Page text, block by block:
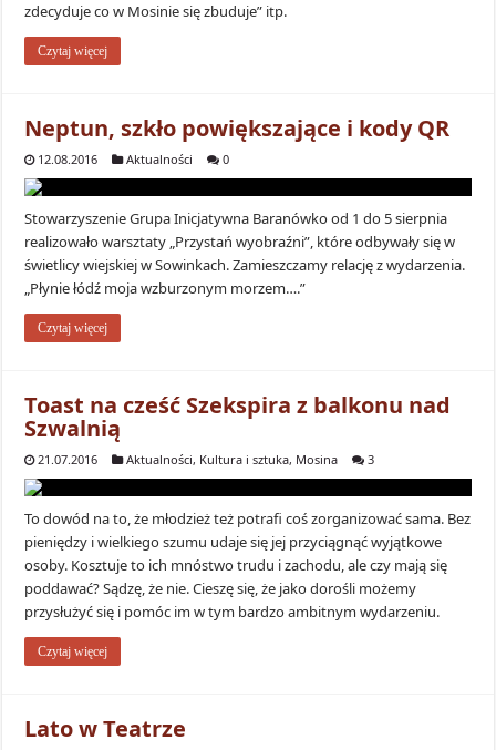
zdecyduje co w Mosinie się zbuduje” itp.
Czytaj więcej
Neptun, szkło powiększające i kody QR
12.08.2016 Aktualności 0
Stowarzyszenie Grupa Inicjatywna Baranówko od 1 do 5 sierpnia
realizowało warsztaty „Przystań wyobraźni”, które odbywały się w
świetlicy wiejskiej w Sowinkach. Zamieszczamy relację z wydarzenia.
„Płynie łódź moja wzburzonym morzem….”
Czytaj więcej
Toast na cześć Szekspira z balkonu nad
Szwalnią
21.07.2016 Aktualności, Kultura i sztuka, Mosina 3
To dowód na to, że młodzież też potrafi coś zorganizować sama. Bez
pieniędzy i wielkiego szumu udaje się jej przyciągnąć wyjątkowe
osoby. Kosztuje to ich mnóstwo trudu i zachodu, ale czy mają się
poddawać? Sądzę, że nie. Cieszę się, że jako dorośli możemy
przysłużyć się i pomóc im w tym bardzo ambitnym wydarzeniu.
Czytaj więcej
Lato w Teatrze